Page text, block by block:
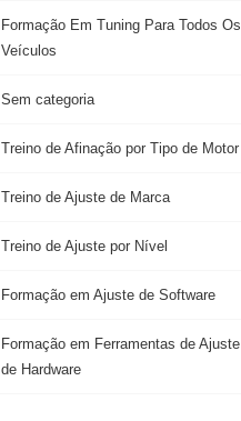
Formação Em Tuning Para Todos Os
Veículos
Sem categoria
Treino de Afinação por Tipo de Motor
Treino de Ajuste de Marca
Treino de Ajuste por Nível
Formação em Ajuste de Software
Formação em Ferramentas de Ajuste
de Hardware